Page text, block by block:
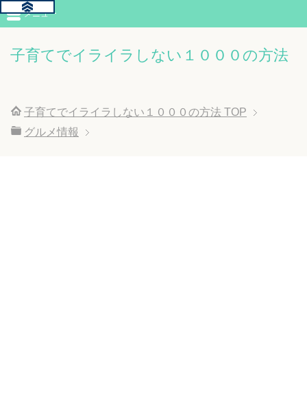
子育てでイライラしない１０００の方法
メニュー
子育てでイライラしない１０００の方法 TOP
グルメ情報